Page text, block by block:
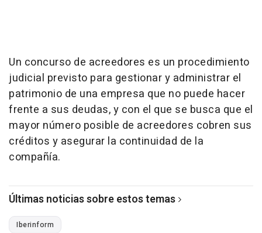
Un concurso de acreedores es un procedimiento
judicial previsto para gestionar y administrar el
patrimonio de una empresa que no puede hacer
frente a sus deudas, y con el que se busca que el
mayor número posible de acreedores cobren sus
créditos y asegurar la continuidad de la
compañía.
Últimas noticias sobre estos temas
Iberinform